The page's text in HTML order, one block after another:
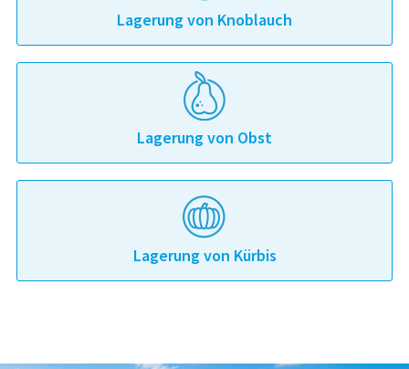
Lagerung von Knoblauch
Lagerung von Obst
Lagerung von Kürbis